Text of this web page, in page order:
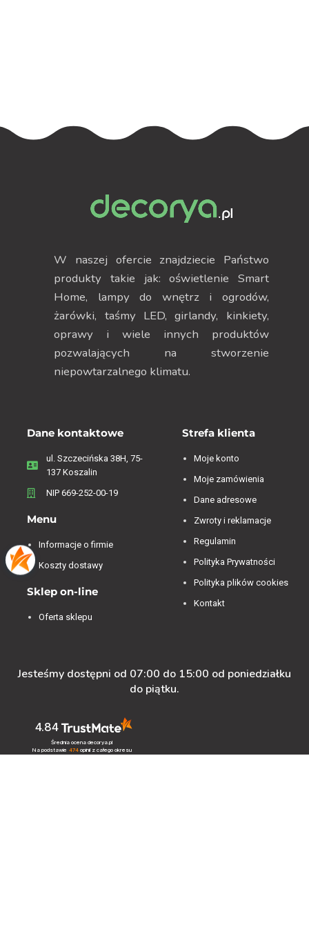
W naszej ofercie znajdziecie Państwo
produkty takie jak: oświetlenie Smart
Home, lampy do wnętrz i ogrodów,
żarówki, taśmy LED, girlandy, kinkiety,
oprawy i wiele innych produktów
pozwalających na stworzenie
niepowtarzalnego klimatu.
Dane kontaktowe
ul. Szczecińska 38H, 75-
137 Koszalin
NIP 669-252-00-19
Menu
Informacje o firmie
Koszty dostawy
Sklep on-line
Oferta sklepu
Strefa klienta
Moje konto
Moje zamówienia
Dane adresowe
Zwroty i reklamacje
Regulamin
Polityka Prywatności
Polityka plików cookies
Kontakt
Jesteśmy dostępni od 07:00 do 15:00 od poniedziałku
do piątku.
4.84
Średnia ocena decorya.pl
Na podstawie 474opinii z całego okresu